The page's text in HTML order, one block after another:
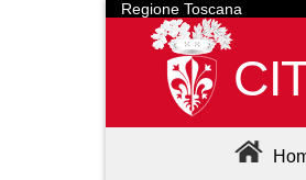
Regione Toscana